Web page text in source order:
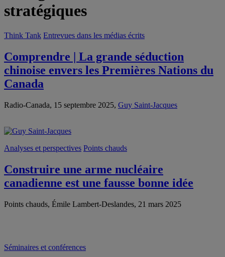
stratégiques
Think Tank Entrevues dans les médias écrits
Comprendre | La grande séduction
chinoise envers les Premières Nations du
Canada
Radio-Canada, 15 septembre 2025, Guy Saint-Jacques
Analyses et perspectives Points chauds
Construire une arme nucléaire
canadienne est une fausse bonne idée
Points chauds, Émile Lambert-Deslandes, 21 mars 2025
Séminaires et conférences